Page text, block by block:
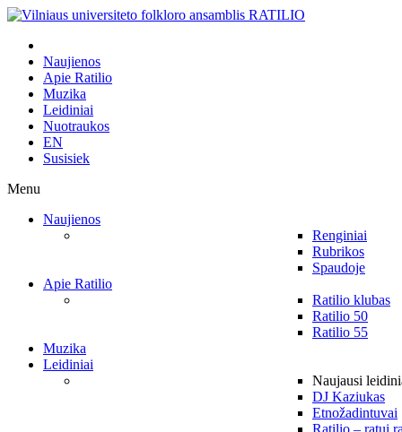
Naujienos
Apie Ratilio
Muzika
Leidiniai
Nuotraukos
EN
Susisiek
Menu
Naujienos
Renginiai
Rubrikos
Spaudoje
Apie Ratilio
Ratilio klubas
Ratilio 50
Ratilio 55
Muzika
Leidiniai
Naujausi
DJ Kaziukas
Etnožadintuvai
Ratilio – ratui